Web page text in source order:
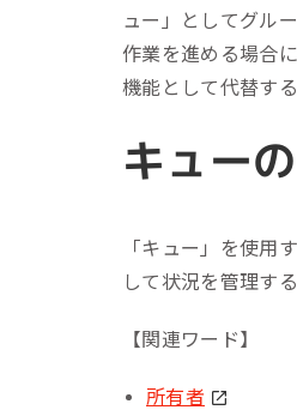
ュー」としてグル
作業を進める場合
機能として代替す
キュー
「キュー」を使用
して状況を管理す
【関連ワード】
所有者